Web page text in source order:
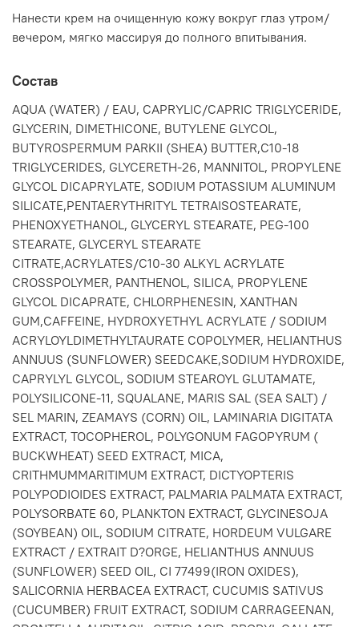
Нанести крем на очищенную кожу вокруг глаз утром/
вечером, мягко массируя до полного впитывания.
Состав
AQUA (WATER) / EAU, CAPRYLIC/CAPRIC TRIGLYCERIDE,
GLYCERIN, DIMETHICONE, BUTYLENE GLYCOL,
BUTYROSPERMUM PARKII (SHEA) BUTTER,C10-18
TRIGLYCERIDES, GLYCERETH-26, MANNITOL, PROPYLENE
GLYCOL DICAPRYLATE, SODIUM POTASSIUM ALUMINUM
SILICATE,PENTAERYTHRITYL TETRAISOSTEARATE,
PHENOXYETHANOL, GLYCERYL STEARATE, PEG-100
STEARATE, GLYCERYL STEARATE
CITRATE,ACRYLATES/C10-30 ALKYL ACRYLATE
CROSSPOLYMER, PANTHENOL, SILICA, PROPYLENE
GLYCOL DICAPRATE, CHLORPHENESIN, XANTHAN
GUM,CAFFEINE, HYDROXYETHYL ACRYLATE / SODIUM
ACRYLOYLDIMETHYLTAURATE COPOLYMER, HELIANTHUS
ANNUUS (SUNFLOWER) SEEDCAKE,SODIUM HYDROXIDE,
CAPRYLYL GLYCOL, SODIUM STEAROYL GLUTAMATE,
POLYSILICONE-11, SQUALANE, MARIS SAL (SEA SALT) /
SEL MARIN, ZEAMAYS (CORN) OIL, LAMINARIA DIGITATA
EXTRACT, TOCOPHEROL, POLYGONUM FAGOPYRUM (
BUCKWHEAT) SEED EXTRACT, MICA,
CRITHMUMMARITIMUM EXTRACT, DICTYOPTERIS
POLYPODIOIDES EXTRACT, PALMARIA PALMATA EXTRACT,
POLYSORBATE 60, PLANKTON EXTRACT, GLYCINESOJA
(SOYBEAN) OIL, SODIUM CITRATE, HORDEUM VULGARE
EXTRACT / EXTRAIT D?ORGE, HELIANTHUS ANNUUS
(SUNFLOWER) SEED OIL, CI 77499(IRON OXIDES),
SALICORNIA HERBACEA EXTRACT, CUCUMIS SATIVUS
(CUCUMBER) FRUIT EXTRACT, SODIUM CARRAGEENAN,